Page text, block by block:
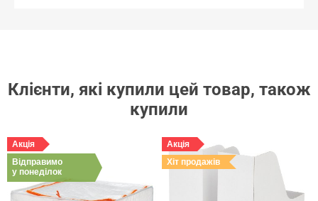
Клієнти, які купили цей товар, також
купили
Акція
Відправимо
у понеділок
Акція
Хіт продажів